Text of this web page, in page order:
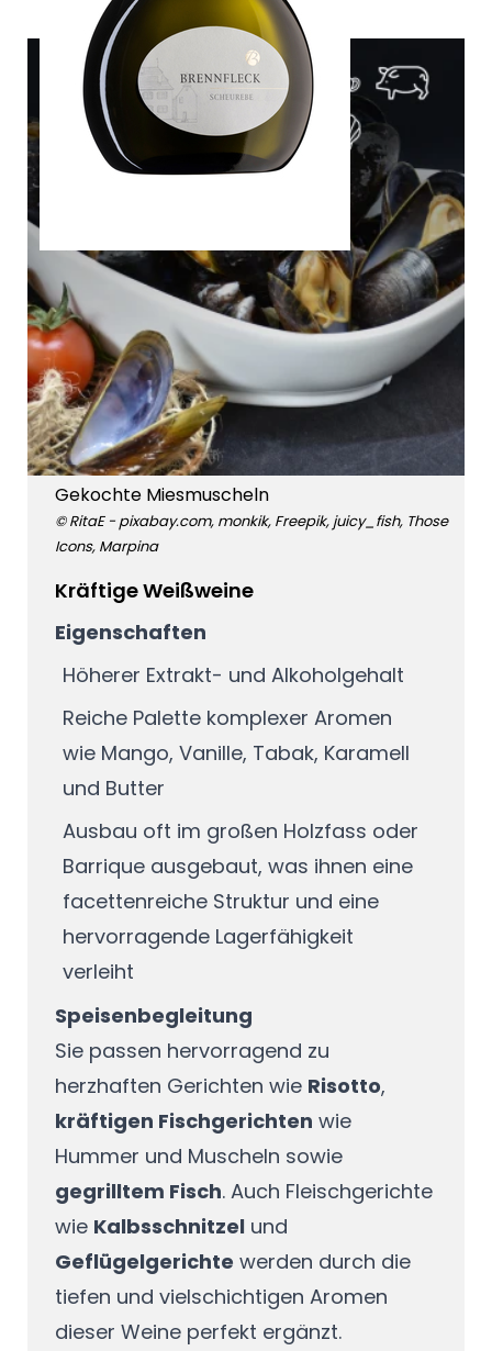
Kräftige Weißweine
Eigenschaften
Höherer Extrakt- und Alkoholgehalt
Reiche Palette komplexer Aromen
wie Mango, Vanille, Tabak, Karamell
und Butter
Ausbau oft im großen Holzfass oder
Barrique ausgebaut, was ihnen eine
facettenreiche Struktur und eine
hervorragende Lagerfähigkeit
verleiht
Speisenbegleitung
Sie passen hervorragend zu
herzhaften Gerichten wie Risotto,
kräftigen Fischgerichten wie
Hummer und Muscheln sowie
gegrilltem Fisch. Auch Fleischgerichte
wie Kalbsschnitzelund
Geflügelgerichte werden durch die
tiefen und vielschichtigen Aromen
dieser Weine perfekt ergänzt.
Gekochte Miesmuscheln
© RitaE - pixabay.com, monkik, Freepik, juicy_fish, Those
Icons, Marpina